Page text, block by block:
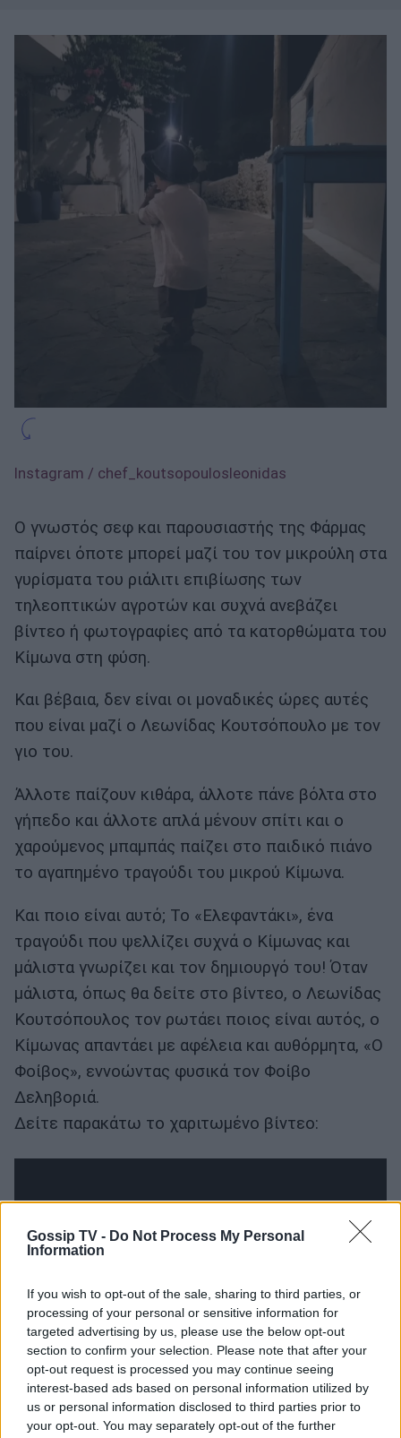
Gossip TV - Do Not Process My Personal
Information
If you wish to opt-out of the sale, sharing to third parties, or
processing of your personal or sensitive information for
targeted advertising by us, please use the below opt-out
section to confirm your selection. Please note that after your
opt-out request is processed you may continue seeing
interest-based ads based on personal information utilized by
us or personal information disclosed to third parties prior to
your opt-out. You may separately opt-out of the further
Instagram / chef_koutsopoulosleonidas
Ο γνωστός σεφ και παρουσιαστής της Φάρμας
παίρνει όποτε μπορεί μαζί του τον μικρούλη στα
γυρίσματα του ριάλιτι επιβίωσης των
τηλεοπτικών αγροτών και συχνά ανεβάζει
βίντεο ή φωτογραφίες από τα κατορθώματα του
Κίμωνα στη φύση.
Και βέβαια, δεν είναι οι μοναδικές ώρες αυτές
που είναι μαζί ο Λεωνίδας Κουτσόπουλο με τον
γιο του.
Άλλοτε παίζουν κιθάρα, άλλοτε πάνε βόλτα στο
γήπεδο και άλλοτε απλά μένουν σπίτι και ο
χαρούμενος μπαμπάς παίζει στο παιδικό πιάνο
το αγαπημένο τραγούδι του μικρού Κίμωνα.
Και ποιο είναι αυτό; Το «Ελεφαντάκι», ένα
τραγούδι που ψελλίζει συχνά ο Κίμωνας και
μάλιστα γνωρίζει και τον δημιουργό του! Όταν
μάλιστα, όπως θα δείτε στο βίντεο, ο Λεωνίδας
Κουτσόπουλος τον ρωτάει ποιος είναι αυτός, ο
Κίμωνας απαντάει με αφέλεια και αυθόρμητα, «Ο
Φοίβος», εννοώντας φυσικά τον Φοίβο
Δεληβοριά.
Δείτε παρακάτω το χαριτωμένο βίντεο: